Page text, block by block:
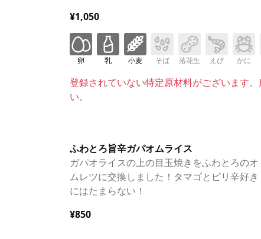
¥1,050
卵 乳 小麦 そば 落花生 えび かに
登録されていない特定原材料がございます
い。
ふわとろ旨辛ガパオムライス
ガパオライスの上の目玉焼きをふわとろのオ
ムレツに交換しました！タマゴとピリ辛好き
にはたまらない！
¥850